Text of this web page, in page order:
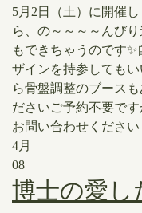
5月2日（土）に開催
ら、の～～～～んび
もできちゃうのです
ザインを持参しても
ら骨盤調整のブース
ださいご予約不要で
お問い合わせくださ
4月
08
博士の愛し